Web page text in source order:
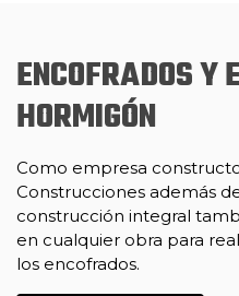
ENCOFRADOS Y
HORMIGÓN
Como empresa
Construcciones además
construcción integral
en cualquier obra para
los encofrados.